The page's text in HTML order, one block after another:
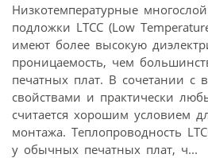
Низкотемпературные
подложки LTCC (Low
имеют более высокую
проницаемость, чем
печатных плат. В сочетании с
свойствами и практически
считается хорошим условием
монтажа. Теплопроводность
у обычных печатных плат, ч...